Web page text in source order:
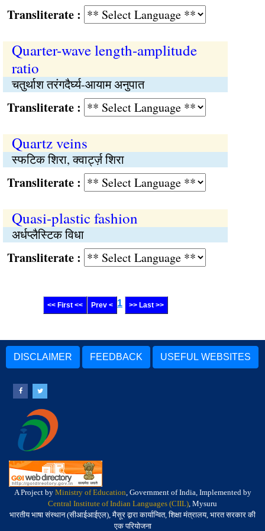
:
Quarter-wave length-amplitude
ratio
चतुर्थाश तरंगदैर्घ्य-आयाम अनुपात
:
Quartz veins
स्फटिक शिरा, क्वार्ट्ज़ शिरा
:
Quasi-plastic fashion
अर्धप्लैस्टिक विधा
:
<< First << Prev < 1 >> Last >>
DISCLAIMER FEEDBACK USEFUL WEBSITES
A Project by Ministry of Education, Government of India, Implemented by
Central Institute of Indian Languages (CIIL), Mysuru
भारतीय भाषा संस्थान (सीआईआईएल), मैसूर द्वारा कार्यान्वित, शिक्षा मंत्रालय, भारत सरकार की
एक परियोजना